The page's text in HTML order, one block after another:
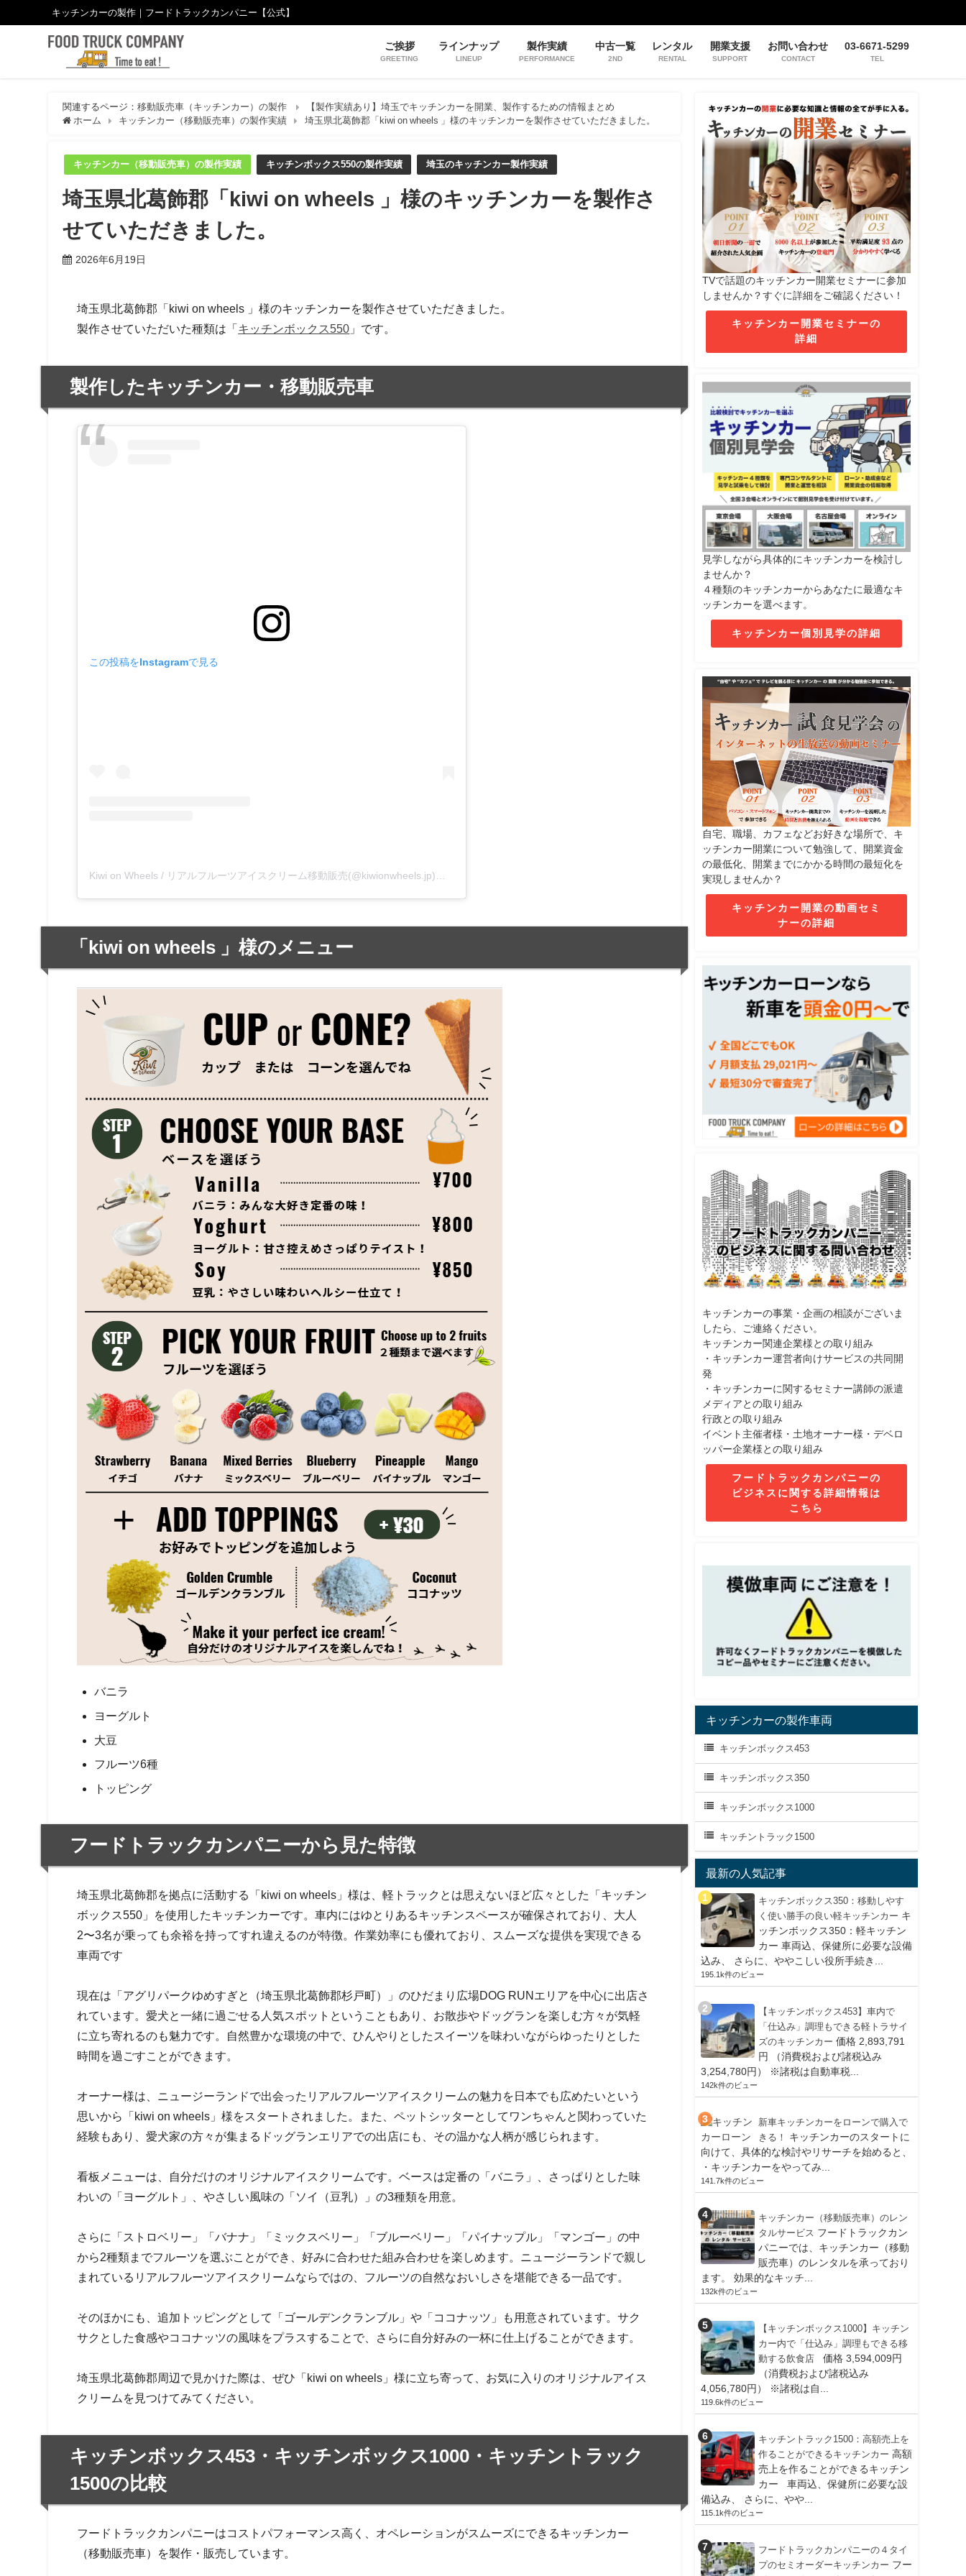
キッチンカーの製作｜フードトラックカンパニー【公式】
ご挨拶
GREETING
ラインナップ
LINEUP
製作実績
PERFORMANCE
中古一覧
2ND
レンタル
RENTAL
開業支援
SUPPORT
お問い合わせ
CONTACT
03-6671-5299
TEL
関連するページ：移動販売車（キッチンカー）の製作
【製作実績あり】埼玉でキッチンカーを開業、製作するための情報まとめ
ホーム
キッチンカー（移動販売車）の製作実績 埼玉県北葛飾郡「kiwi on wheels 」様のキッチンカーを製作させていただきました。
キッチンカー（移動販売車）の製作実績 キッチンボックス550の製作実績 埼玉のキッチンカー製作実績
埼玉県北葛飾郡「kiwi on wheels 」様のキッチンカーを製作さ
せていただきました。
2026年6月19日
埼玉県北葛飾郡「kiwi on wheels 」様のキッチンカーを製作させていただきました。
製作させていただいた種類は「 キッチンボックス550 」です。
製作したキッチンカー・移動販売車
この投稿をInstagramで見る
Kiwi on Wheels / リアルフルーツアイスクリーム移動販売(@kiwionwheels.jp)がシェアした投稿
「kiwi on wheels 」様のメニュー
バニラ
ヨーグルト
大豆
フルーツ6種
トッピング
フードトラックカンパニーから見た特徴
埼玉県北葛飾郡を拠点に活動する「kiwi on wheels」様は、軽トラックとは思えないほど広々とした「キッチン
ボックス550」を使用したキッチンカーです。車内にはゆとりあるキッチンスペースが確保されており、大人
2〜3名が乗っても余裕を持ってすれ違えるのが特徴。作業効率にも優れており、スムーズな提供を実現できる
車両です
現在は「アグリパークゆめすぎと（埼玉県北葛飾郡杉戸町）」のひだまり広場DOG RUNエリアを中心に出店さ
れています。愛犬と一緒に過ごせる人気スポットということもあり、お散歩やドッグランを楽しむ方々が気軽
に立ち寄れるのも魅力です。自然豊かな環境の中で、ひんやりとしたスイーツを味わいながらゆったりとした
時間を過ごすことができます。
オーナー様は、ニュージーランドで出会ったリアルフルーツアイスクリームの魅力を日本でも広めたいという
思いから「kiwi on wheels」様をスタートされました。また、ペットシッターとしてワンちゃんと関わっていた
経験もあり、愛犬家の方々が集まるドッグランエリアでの出店にも、その温かな人柄が感じられます。
看板メニューは、自分だけのオリジナルアイスクリームです。ベースは定番の「バニラ」、さっぱりとした味
わいの「ヨーグルト」、やさしい風味の「ソイ（豆乳）」の3種類を用意。
さらに「ストロベリー」「バナナ」「ミックスベリー」「ブルーベリー」「パイナップル」「マンゴー」の中
から2種類までフルーツを選ぶことができ、好みに合わせた組み合わせを楽しめます。ニュージーランドで親し
まれているリアルフルーツアイスクリームならではの、フルーツの自然なおいしさを堪能できる一品です。
そのほかにも、追加トッピングとして「ゴールデンクランブル」や「ココナッツ」も用意されています。サク
サクとした食感やココナッツの風味をプラスすることで、さらに自分好みの一杯に仕上げることができます。
埼玉県北葛飾郡周辺で見かけた際は、ぜひ「kiwi on wheels」様に立ち寄って、お気に入りのオリジナルアイス
クリームを見つけてみてください。
キッチンボックス453・キッチンボックス1000・キッチントラック
1500の比較
フードトラックカンパニーはコストパフォーマンス高く、オペレーションがスムーズにできるキッチンカー
（移動販売車）を製作・販売しています。
TVで話題のキッチンカー開業セミナーに参加
しませんか？すぐに詳細をご確認ください！
キッチンカー開業セミナーの
詳細
見学しながら具体的にキッチンカーを検討し
ませんか？
４種類のキッチンカーからあなたに最適なキ
ッチンカーを選べます。
キッチンカー個別見学の詳細
自宅、職場、カフェなどお好きな場所で、キ
ッチンカー開業について勉強して、開業資金
の最低化、開業までにかかる時間の最短化を
実現しませんか？
キッチンカー開業の動画セミ
ナーの詳細
キッチンカーの事業・企画の相談がございま
したら、ご連絡ください。
キッチンカー関連企業様との取り組み
・キッチンカー運営者向けサービスの共同開
発
・キッチンカーに関するセミナー講師の派遣
メディアとの取り組み
行政との取り組み
イベント主催者様・土地オーナー様・デベロ
ッパー企業様との取り組み
フードトラックカンパニーの
ビジネスに関する詳細情報は
こちら
キッチンカーの製作車両
キッチンボックス453
キッチンボックス350
キッチンボックス1000
キッチントラック1500
最新の人気記事
キッチンボックス350：移動しやす
く使い勝手の良い軽キッチンカー キ
ッチンボックス350：軽キッチン
カー 車両込、保健所に必要な設備
込み、 さらに、ややこしい役所手続き...
195.1k件のビュー
【キッチンボックス453】車内で
「仕込み」調理もできる軽トラサイ
ズのキッチンカー 価格 2,893,791
円 （消費税および諸税込み
3,254,780円） ※諸税は自動車税...
142k件のビュー
新車キッチンカーをローンで購入で
きる！
キッチンカーのスタートに
向けて、具体的な検討やリサーチを始めると、
・キッチンカーをやってみ...
141.7k件のビュー
キッチンカー（移動販売車）のレン
タルサービス フードトラックカン
パニーでは、キッチンカー（移動
販売車）のレンタルを承っており
ます。 効果的なキッチ...
132k件のビュー
【キッチンボックス1000】キッチン
カー内で「仕込み」調理もできる移
動する飲食店
価格 3,594,009円
（消費税および諸税込み
4,056,780円） ※諸税は自...
119.6k件のビュー
キッチントラック1500：高額売上を
作ることができるキッチンカー 高額
売上を作ることができるキッチン
カー 車両込、保健所に必要な設
備込み、 さらに、やや...
115.1k件のビュー
フードトラックカンパニーの４タイ
プのセミオーダーキッチンカー フー